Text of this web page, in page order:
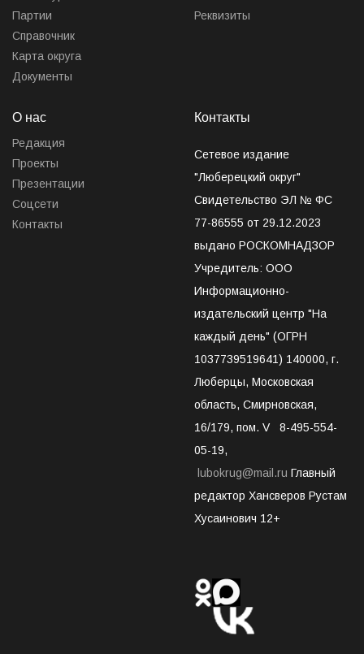
Партии
Справочник
Карта округа
Документы
Реквизиты
О нас
Редакция
Проекты
Презентации
Соцсети
Контакты
Контакты
Сетевое издание
"Люберецкий округ"
Свидетельство ЭЛ № ФС
77-86555 от 29.12.2023
выдано РОСКОМНАДЗОР
Учредитель: ООО
Информационно-
издательский центр "На
каждый день" (ОГРН
1037739519641) 140000, г.
Люберцы, Московская
область, Смирновская,
16/179, пом. V 8-495-554-
05-19,
lubokrug@mail.ru Главный
редактор Хансверов Рустам
Хусаинович 12+